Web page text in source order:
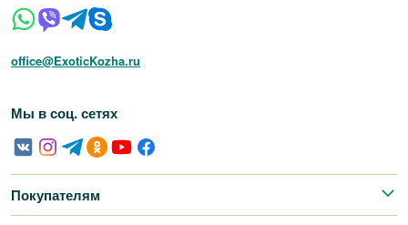
office@ExoticKozha.ru
Мы в соц. сетях
Покупателям